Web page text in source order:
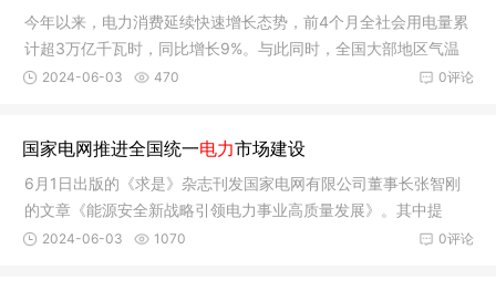
今年以来，电力消费延续快速增长态势，前4个月全社会用电量累
计超3万亿千瓦时，同比增长9%。与此同时，全国大部地区气温
偏高。迎
0评论
2024-06-03 470
国家电网推进全国统一电力市场建设
6月1日出版的《求是》杂志刊发国家电网有限公司董事长张智刚
的文章《能源安全新战略引领电力事业高质量发展》。其中提
出，统一开
0评论
2024-06-03 1070